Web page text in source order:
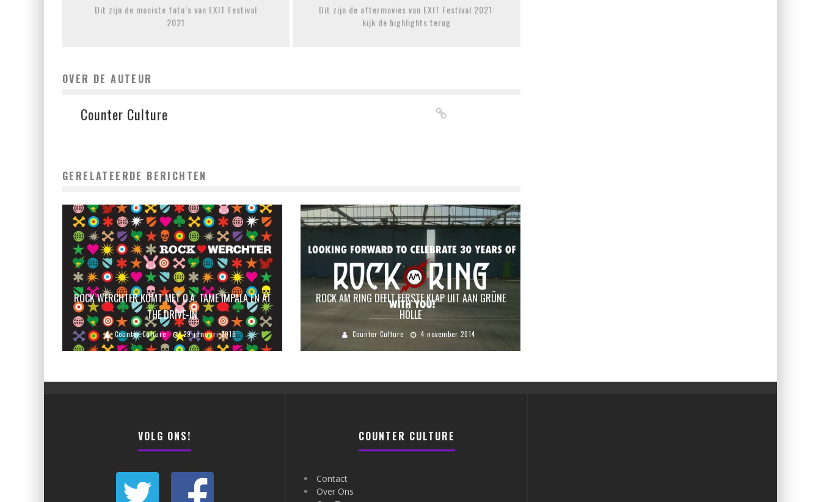
Dit zijn de mooiste foto’s van EXIT Festival
2021
Dit zijn de aftermovies van EXIT Festival 2021:
kijk de highlights terug
OVER DE AUTEUR
Counter Culture
GERELATEERDE BERICHTEN
ROCK WERCHTER KOMT MET O.A. TAME IMPALA EN AT
THE DRIVE-IN
Counter Culture 29 januari 2016
ROCK AM RING DEELT EERSTE KLAP UIT AAN GRÜNE
HÖLLE
Counter Culture 4 november 2014
VOLG ONS! COUNTER CULTURE
Contact
Over Ons